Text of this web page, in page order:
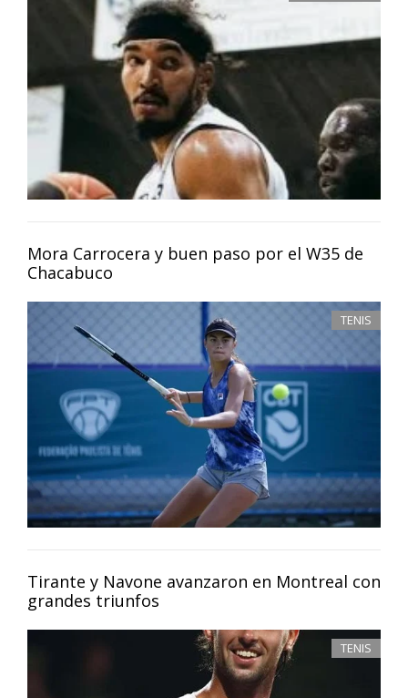
Mora Carrocera y buen paso por el W35 de
Chacabuco
TENIS
Tirante y Navone avanzaron en Montreal con
grandes triunfos
TENIS